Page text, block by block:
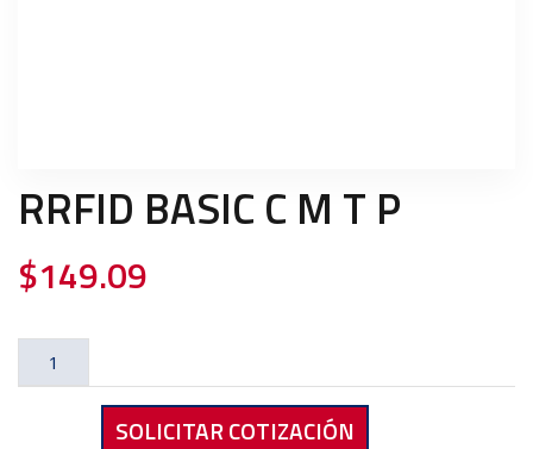
RRFID BASIC C M T P
$149.09
RRFID
SOLICITAR COTIZACIÓN